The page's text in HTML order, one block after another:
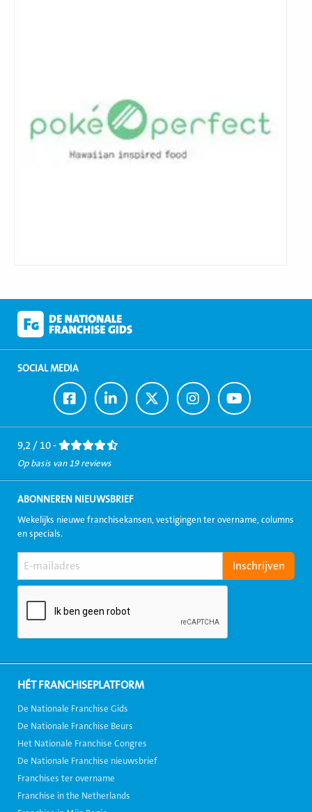
SOCIAL MEDIA
Ga
naar
Facebook
Ga
naar
LinkedIn
Ga
naar
Twitter
Ga
naar
Instagram
Ga
naar
Youtube
9,2 / 10 -
Op basis van 19 reviews
ABONNEREN NIEUWSBRIEF
Wekelijks nieuwe franchisekansen, vestigingen ter overname, columns
en specials.
HÉT FRANCHISEPLATFORM
De Nationale Franchise Gids
De Nationale Franchise Beurs
Het Nationale Franchise Congres
De Nationale Franchise nieuwsbrief
Franchises ter overname
Franchise in the Netherlands